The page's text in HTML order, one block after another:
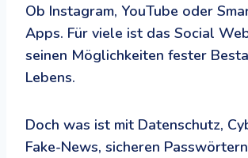
Ob Instagram, YouTube oder
Apps. Für viele ist das Social
seinen Möglichkeiten fester
Lebens.
Doch was ist mit Datenschutz,
Fake-News, sicheren